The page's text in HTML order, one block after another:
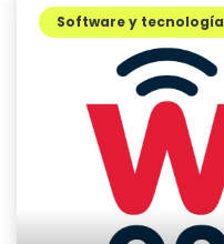
Software y tecnología